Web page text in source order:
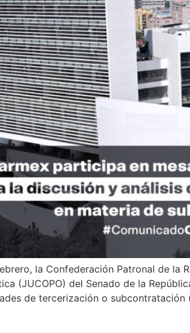
la Confederación Patronal de la
(JUCOPO) del Senado de la
de tercerización o subcontratación